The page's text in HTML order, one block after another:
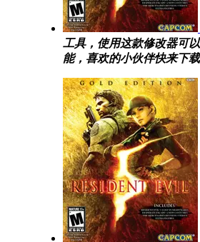
工具，使用这款修改器可
能，喜欢的小伙伴快来下